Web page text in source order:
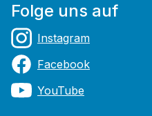
Folge uns auf
Instagram
Facebook
YouTube